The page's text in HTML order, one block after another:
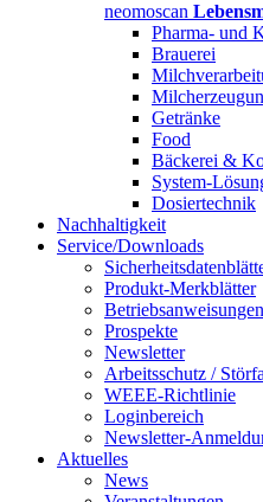
neomoscan
Pharma- und
Brauerei
Getränke
Food
Bäckerei &
System-
Dosiertechnik
Nachhaltigkeit
Service/Downloads
Produkt-Merkblätter
Betriebsanweisungen
Prospekte
Newsletter
Arbeitsschutz /
WEEE-Richtlinie
Loginbereich
Newsletter-
Aktuelles
News